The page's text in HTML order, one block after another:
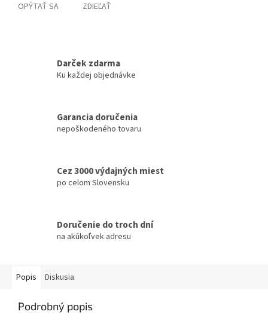
OPÝTAŤ SA ZDIEĽAŤ
Darček zdarma
Ku každej objednávke
Garancia doručenia
nepoškodeného tovaru
Cez 3000 výdajných miest
po celom Slovensku
Doručenie do troch dní
na akúkoľvek adresu
Popis Diskusia
Podrobný popis